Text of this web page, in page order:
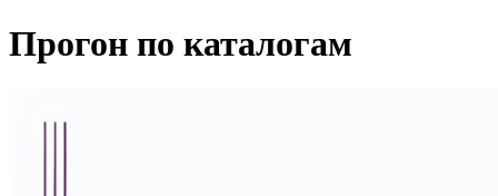
Прогон по каталогам